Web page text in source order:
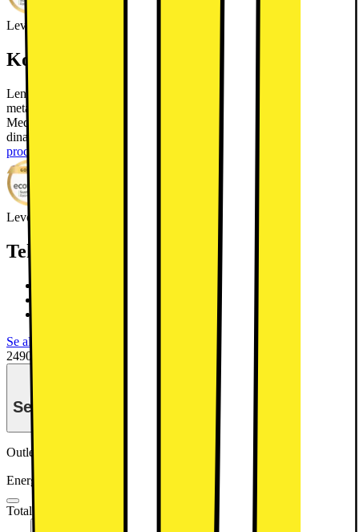
Leverantörens EcoVadis score
Kort om produkten
Lenovo Tab 4/64GB LTE-surfplatta erbjuder en elegant design i helt
metall med en 10,1" FHD-skärm, Dolby Atmos dubbelt stereoljud,
MediaTek Helio G85-processor och 64GB lagring, perfekt för alla
dina underhållningsbehov som videostreaming eller spel.
produkten
Leverantörens EcoVadis score Läs mer om EcoVadis
Teknisk specifikation
MediaTek Helio G85 8-kärnig processor
Se alla specifikationer
2490.-
Se månadspris vid delbetalning.
Outlet-pris
Energiklass
Total lagringskapacitet (GB)